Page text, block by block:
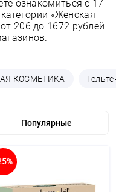
ознакомиться с 17
«Женская
206 до 1672 рублей
КОСМЕТИКА